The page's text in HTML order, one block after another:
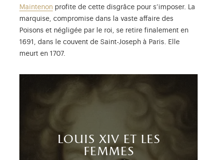
Maintenon profite de cette disgrâce pour s’imposer. La
marquise, compromise dans la vaste affaire des
Poisons et négligée par le roi, se retire finalement en
1691, dans le couvent de Saint-Joseph à Paris. Elle
meurt en 1707.
louis xiv et les
femmes